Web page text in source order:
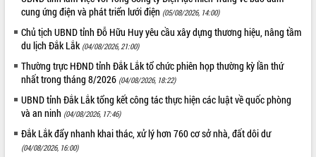
Định vị cà phê Việt Nam như một “di
sản sống” trong dòng chảy toàn cầu
Xây dựng nông thôn mới: Nâng cao đời
sống người dân từ những mô hình thiết
thực
Quyết liệt tháo gỡ vướng mắc, đẩy
nhanh tiến độ các dự án trọng điểm
trong Khu kinh tế Nam Phú Yên
Hòn Yến phát triển du lịch gắn với bảo
tồn biển
cung ứng điện và phát triển lưới điện (05/08/2026, 14:00)
Chủ tịch UBND tỉnh Đỗ Hữu Huy yêu cầu xây dựng thương hiệu, nâng tầm
du lịch Đắk Lắk (04/08/2026, 21:00)
Thường trực HĐND tỉnh Đắk Lắk tổ chức phiên họp thường kỳ lần thứ
nhất trong tháng 8/2026 (04/08/2026, 18:22)
UBND tỉnh Đắk Lắk tổng kết công tác thực hiện các luật về quốc phòng
và an ninh (04/08/2026, 17:46)
Đắk Lắk đẩy nhanh khai thác, xử lý hơn 760 cơ sở nhà, đất dôi dư
(04/08/2026, 16:00)